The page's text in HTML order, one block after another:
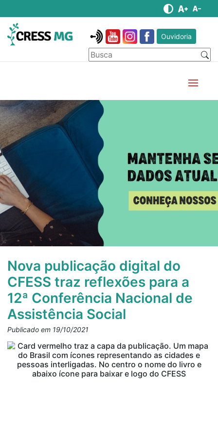
Ouvidoria
Nova publicação digital do
CFESS traz reflexões para a
12ª Conferência Nacional de
Assistência Social
Publicado em 19/10/2021